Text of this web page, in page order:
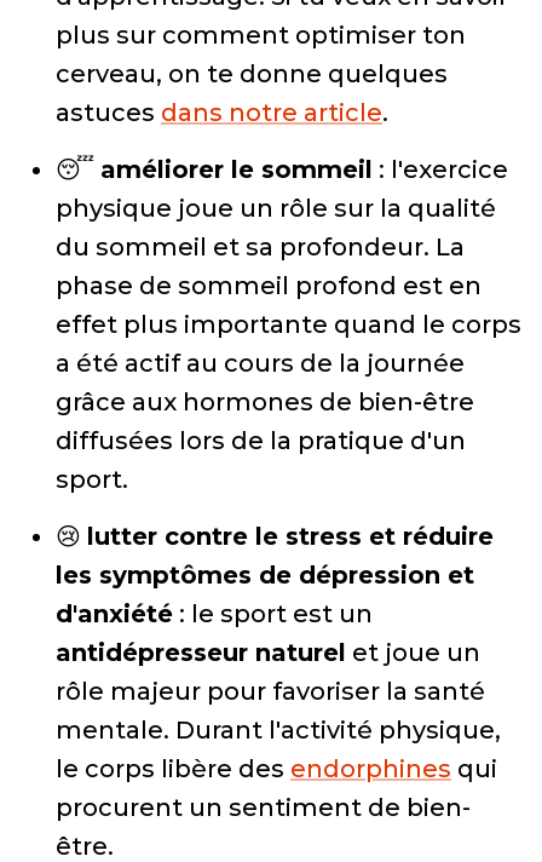
plus sur comment optimiser ton
cerveau, on te donne quelques
astuces dans notre article.
😴 améliorer le sommeil : l'exercice
physique joue un rôle sur la qualité
du sommeil et sa profondeur. La
phase de sommeil profond est en
effet plus importante quand le corps
a été actif au cours de la journée
grâce aux hormones de bien-être
diffusées lors de la pratique d'un
sport.
😢 lutter contre le stress et réduire
les symptômes de dépression et
d'anxiété : le sport est un
antidépresseur naturel et joue un
rôle majeur pour favoriser la santé
mentale. Durant l'activité physique,
le corps libère des endorphines qui
procurent un sentiment de bien-
être.